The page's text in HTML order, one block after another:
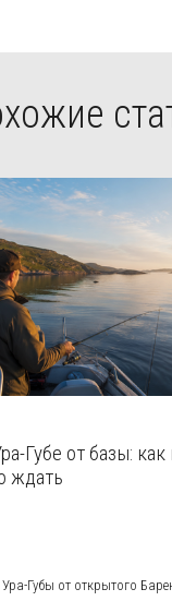
Губе от базы:
ждать
Ура-Губы от открытого